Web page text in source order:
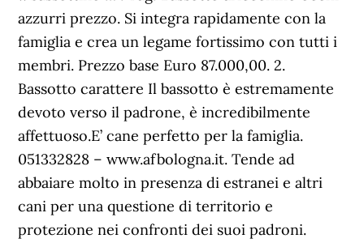
azzurri prezzo. Si integra rapidamente con la
famiglia e crea un legame fortissimo con tutti i
membri. Prezzo base Euro 87.000,00. 2.
Bassotto carattere Il bassotto è estremamente
devoto verso il padrone, è incredibilmente
affettuoso.E’ cane perfetto per la famiglia.
051332828 – www.afbologna.it. Tende ad
abbaiare molto in presenza di estranei e altri
cani per una questione di territorio e
protezione nei confronti dei suoi padroni.